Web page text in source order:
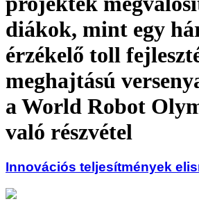
diákok, mint egy
érzékelő toll
meghajtású
a World Robot
való részvétel
Innovációs teljesítmények